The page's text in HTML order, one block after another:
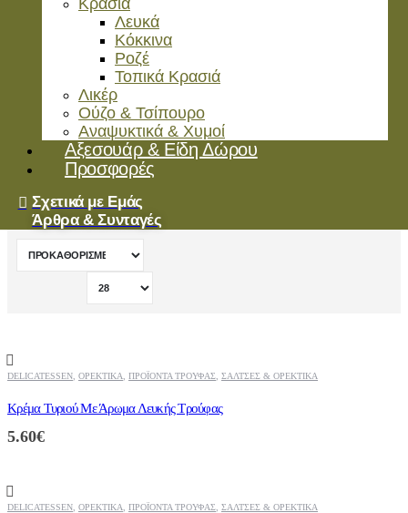
Κρασιά
Λευκά
Κόκκινα
Ροζέ
Τοπικά Κρασιά
Λικέρ
Ούζο & Τσίπουρο
Αναψυκτικά & Χυμοί
Αξεσουάρ & Είδη Δώρου
Προσφορές
Σχετικά με Εμάς
Άρθρα & Συνταγές
DELICATESSEN ΟΡΕΚΤΙΚΆ ΠΡΟΪΌΝΤΑ ΤΡΟΎΦΑΣ ΣΆΛΤΣΕΣ & ΟΡΕΚΤΙΚΆ
Κρέμα Τυριού Με Άρωμα Λευκής Τρούφας
5.60€
DELICATESSEN ΟΡΕΚΤΙΚΆ ΠΡΟΪΌΝΤΑ ΤΡΟΎΦΑΣ ΣΆΛΤΣΕΣ & ΟΡΕΚΤΙΚΆ